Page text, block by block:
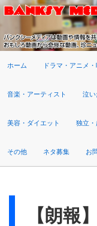
ホーム ドラマ・アニメ
音楽・アーティスト 泣い
美容・ダイエット 独立・
その他 ネタ募集 お
【朗報